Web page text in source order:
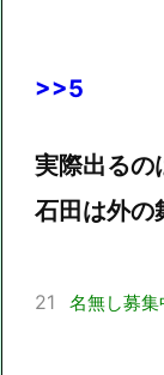
>>5
実際出るの
石田は外の
21 名無し募集